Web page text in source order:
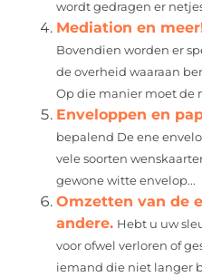
wordt gedragen er
Mediation en
Bovendien worden er
de overheid waaraan
Op die manier moet de
Enveloppen en
bepalend De ene
vele soorten
gewone witte envelop...
Omzetten van de
andere. Hebt u uw
voor ofwel verloren of
iemand die niet langer